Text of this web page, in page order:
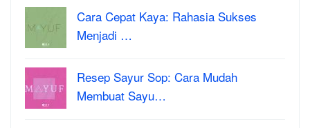
Cara Cepat Kaya: Rahasia Sukses
Menjadi …
Resep Sayur Sop: Cara Mudah
Membuat Sayu…